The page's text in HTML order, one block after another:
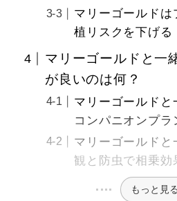
マリーゴールドは
植リスクを下げる
マリーゴールドと一
が良いのは何？
マリーゴールドと
コンパニオンプラ
マリーゴールドと
観と防虫で相乗効
もっと見る